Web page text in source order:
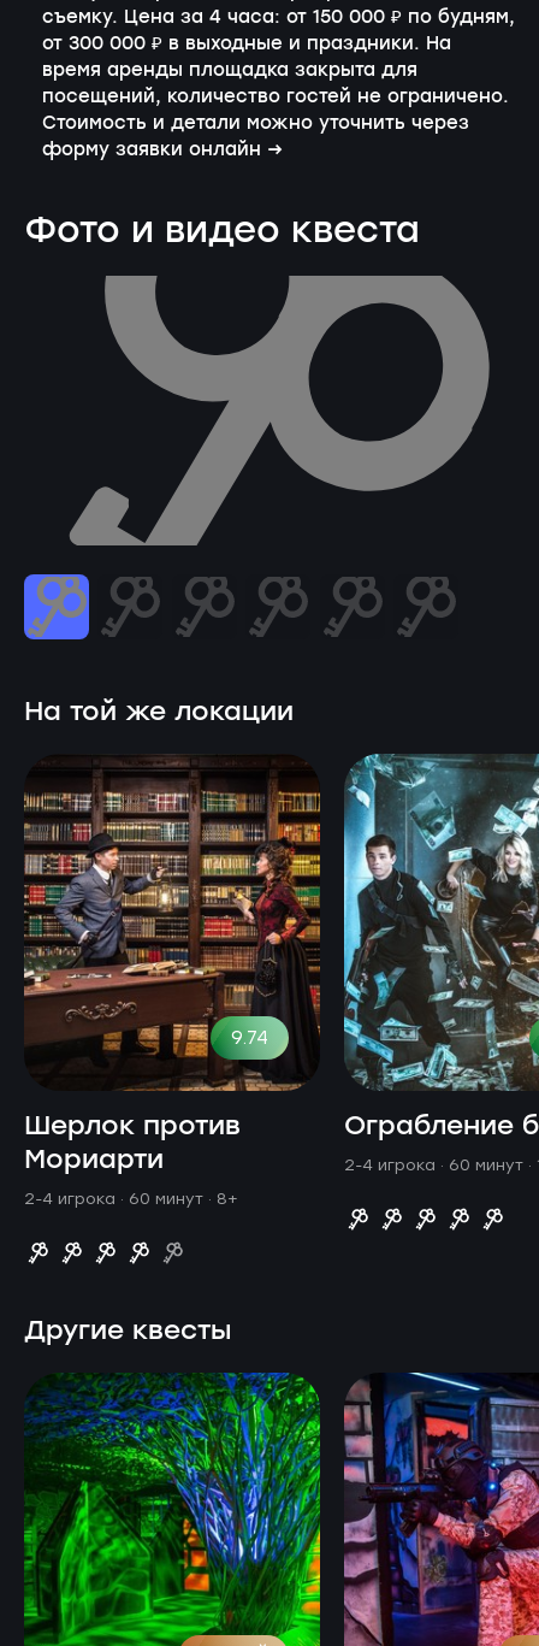
съемку. Цена за 4 часа: от 150 000 ₽ по будням,
от 300 000 ₽ в выходные и праздники. На
время аренды площадка закрыта для
посещений, количество гостей не ограничено.
Стоимость и детали можно уточнить через
форму заявки онлайн →
Фото и видео квеста
На той же локации
9.74
Шерлок против
Мориарти
2-4 игрока · 60 минут · 8+
Ограбление
2-4 игрока · 60 минут
Другие квесты